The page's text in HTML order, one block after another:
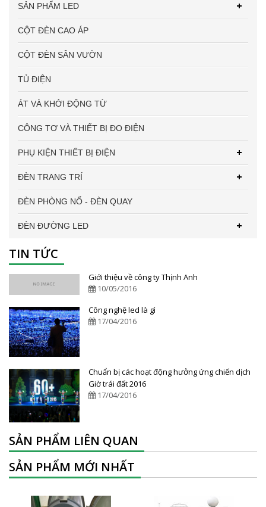
SẢN PHẨM LED
CỘT ĐÈN CAO ÁP
CỘT ĐÈN SÂN VƯỜN
TỦ ĐIỆN
ÁT VÀ KHỞI ĐỘNG TỪ
CÔNG TƠ VÀ THIẾT BỊ ĐO ĐIỆN
PHỤ KIỆN THIẾT BỊ ĐIỆN
ĐÈN TRANG TRÍ
ĐÈN PHÒNG NỔ - ĐÈN QUAY
ĐÈN ĐƯỜNG LED
TIN TỨC
Giới thiệu về công ty Thịnh Anh
10/05/2016
Công nghệ led là gì
17/04/2016
Chuẩn bị các hoạt động hưởng ứng chiến dịch
Giờ trái đất 2016
17/04/2016
SẢN PHẨM LIÊN QUAN
SẢN PHẨM MỚI NHẤT